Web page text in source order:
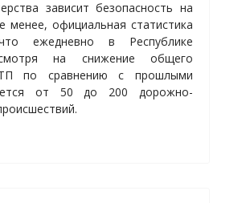
зависит безопасность на
менее, официальная статистика
ежедневно в Республике
на снижение общего
по сравнению с прошлыми
от 50 до 200 дорожно-